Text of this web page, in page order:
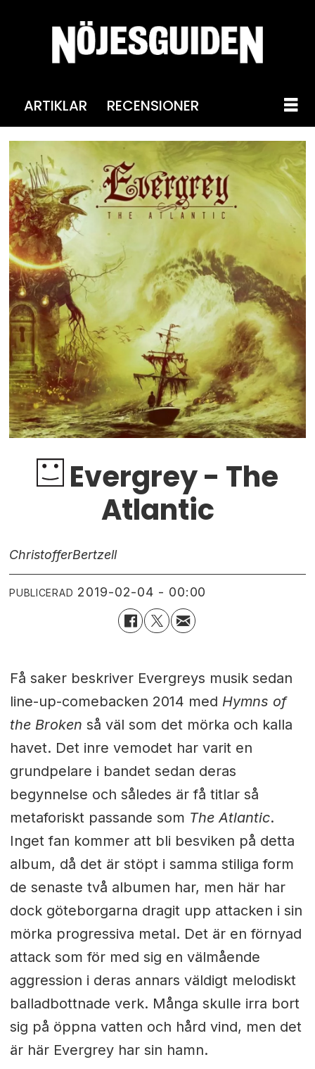
ARTIKLAR RECENSIONER
Evergrey - The
Atlantic
ChristofferBertzell
PUBLICERAD 2019-02-04 - 00:00
Få saker beskriver Evergreys musik sedan
line-up-comebacken 2014 med Hymns of
the Broken så väl som det mörka och kalla
havet. Det inre vemodet har varit en
grundpelare i bandet sedan deras
begynnelse och således är få titlar så
metaforiskt passande som The Atlantic.
Inget fan kommer att bli besviken på detta
album, då det är stöpt i samma stiliga form
de senaste två albumen har, men här har
dock göteborgarna dragit upp attacken i sin
mörka progressiva metal. Det är en förnyad
attack som för med sig en välmående
aggression i deras annars väldigt melodiskt
balladbottnade verk. Många skulle irra bort
sig på öppna vatten och hård vind, men det
är här Evergrey har sin hamn.